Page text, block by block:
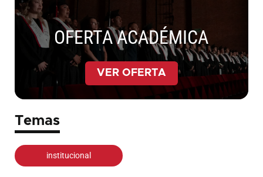
OFERTA ACADÉMICA
VER OFERTA
Temas
institucional